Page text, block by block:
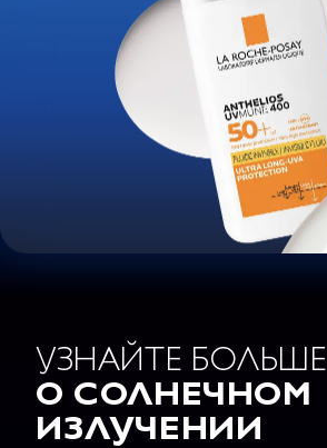
УЗНАЙТЕ БОЛЬШЕ
О СОЛНЕЧНОМ
ИЗЛУЧЕНИИ